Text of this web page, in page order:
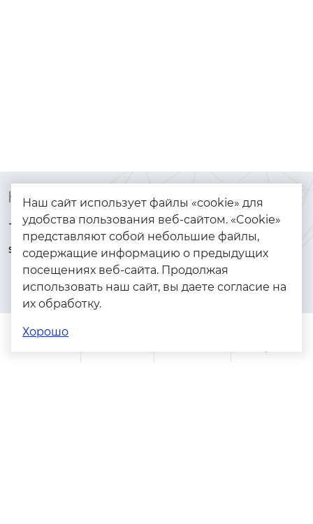
Контакты
+7 (925) 144-64-73
serebryanyye.grani@mail.ru
Каталог
Браслеты
Золото
Серебро
Помощь
Наш сайт использует файлы «cookie» для
удобства пользования веб-сайтом. «Cookie»
представляют собой небольшие файлы,
содержащие информацию о предыдущих
посещениях веб-сайта. Продолжая
использовать наш сайт, вы даете согласие на
их обработку.
Хорошо